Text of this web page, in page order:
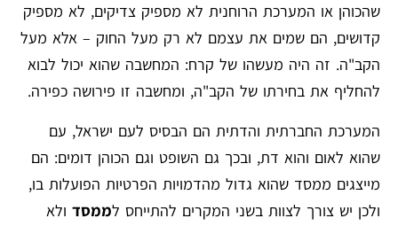
שהכוהן או המערכת הרוחנית לא מספיק צדיקים, לא מספיק
קדושים, הם שמים את עצמם לא רק מעל החוק – אלא מעל
הקב"ה. זה היה מעשהו של קרח: המחשבה שהוא יכול לבוא
להחליף את בחירתו של הקב"ה, ומחשבה זו פירושה כפירה.
המערכת החברתית והדתית הם הבסיס לעם ישראל, עם
שהוא לאום והוא דת, ובכך גם השופט וגם הכוהן דומים: הם
מייצגים ממסד שהוא גדול מהדמויות הפרטיות הפועלות בו,
ולכן יש צורך לצוות בשני המקרים להתייחס לממסד ולא